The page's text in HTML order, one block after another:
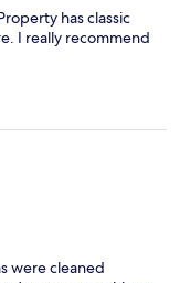
has classic
I really recommend
were cleaned